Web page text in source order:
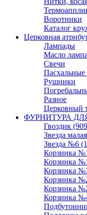
Воротники
Каталог
Церковная
Лампады
Масло
Свечи
Рушники
Разное
Церковный
ФУРНИТУРА
Гвоздик
Звезда
Звезда №6
Корзинка
Корзинка
Корзинка
Корзинка
Корзинка
Корзинка